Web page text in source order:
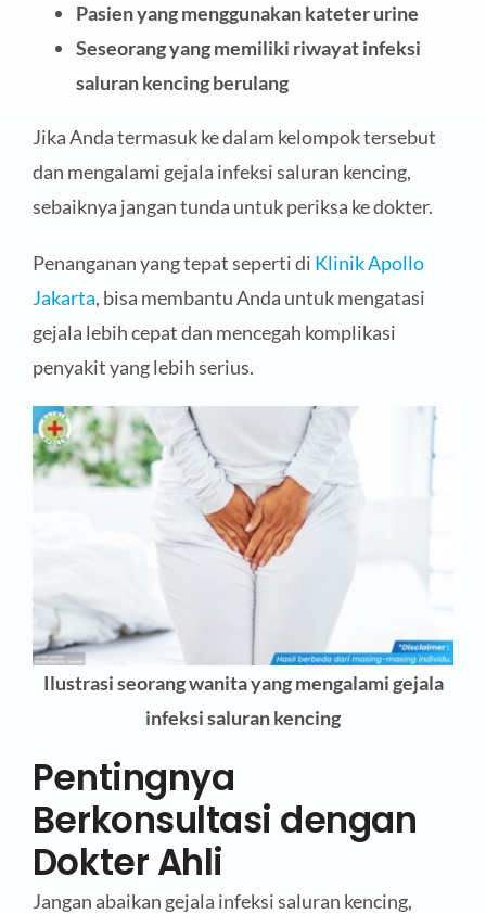
Pasien yang menggunakan kateter urine
Seseorang yang memiliki riwayat infeksi
saluran kencing berulang
Jika Anda termasuk ke dalam kelompok tersebut
dan mengalami gejala infeksi saluran kencing,
sebaiknya jangan tunda untuk periksa ke dokter.
Penanganan yang tepat seperti di Klinik Apollo
Jakarta, bisa membantu Anda untuk mengatasi
gejala lebih cepat dan mencegah komplikasi
penyakit yang lebih serius.
Ilustrasi seorang wanita yang mengalami gejala
infeksi saluran kencing
Pentingnya
Berkonsultasi dengan
Dokter Ahli
Jangan abaikan gejala infeksi saluran kencing,